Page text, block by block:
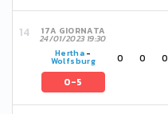
17A GIORNATA
24/01/2023 19:30
Hertha -
Wolfsburg
0-5
0 0 0